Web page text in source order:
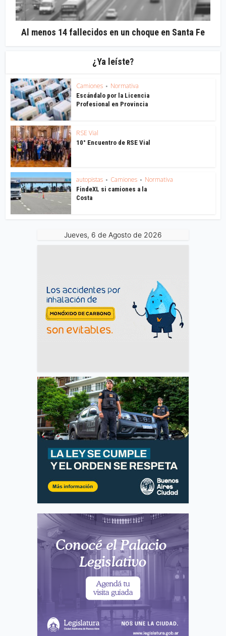
Al menos 14 fallecidos en un choque en Santa Fe
¿Ya leíste?
Camiones • Normativa
Escándalo por la Licencia
Profesional en Provincia
RSE Vial
10° Encuentro de RSE Vial
autopistas • Camiones • Normativa
FindeXL si camiones a la
Costa
Jueves, 6 de Agosto de 2026